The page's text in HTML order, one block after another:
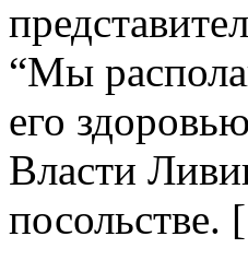
“Мы
его
Власти